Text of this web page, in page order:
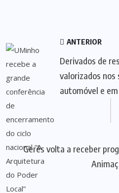
ANTERIOR
Derivados de
valorizados
automóvel e
Gerês volta a receber